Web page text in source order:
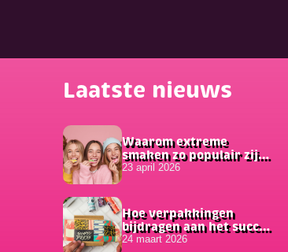
Laatste nieuws
Waarom extreme
smaken zo populair zijn
onder jongeren
23 april 2026
Hoe verpakkingen
bijdragen aan het succes
van online bestellingen
24 maart 2026